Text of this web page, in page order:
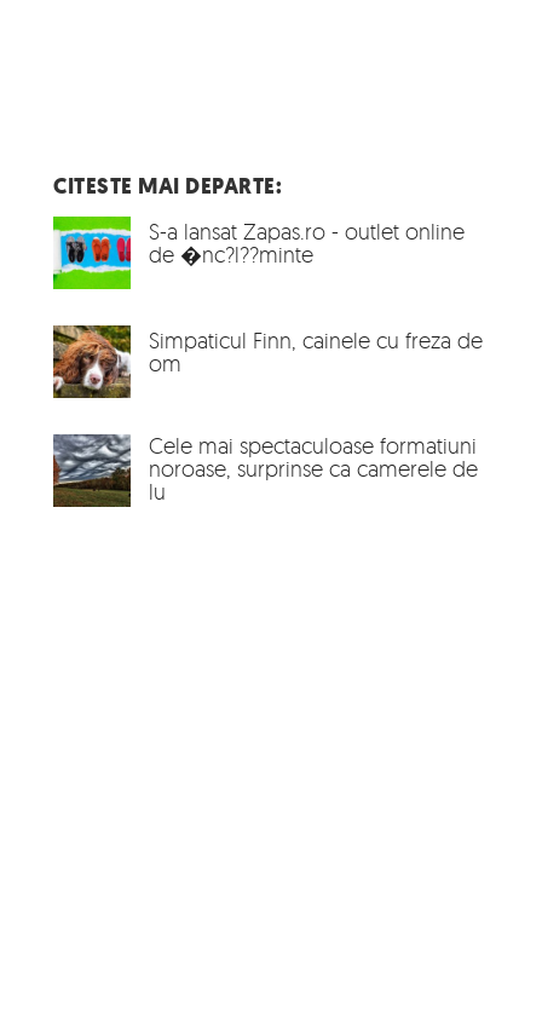
CITESTE MAI DEPARTE:
S-a lansat Zapas.ro - outlet online
de �nc?l??minte
Simpaticul Finn, cainele cu freza de
om
Cele mai spectaculoase formatiuni
noroase, surprinse ca camerele de
lu